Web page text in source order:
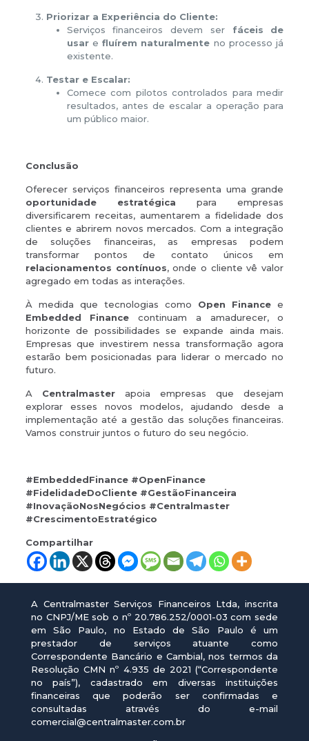
Priorizar a Experiência do Cliente:
Serviços financeiros devem ser fáceis de
usarefluírem naturalmente no processo já
existente.
Testar e Escalar:
Comece com pilotos controlados para medir
resultados, antes de escalar a operação para
um público maior.
Conclusão
Oferecer serviços financeiros representa uma grande
oportunidade estratégica para empresas
diversificarem receitas, aumentarem a fidelidade dos
clientes e abrirem novos mercados. Com a integração
de soluções financeiras, as empresas podem
transformar pontos de contato únicos em
relacionamentos contínuos, onde o cliente vê valor
agregado em todas as interações.
À medida que tecnologias como Open Finance e
Embedded Finance continuam a amadurecer, o
horizonte de possibilidades se expande ainda mais.
Empresas que investirem nessa transformação agora
estarão bem posicionadas para liderar o mercado no
futuro.
A Centralmasterapoia empresas que desejam
explorar esses novos modelos, ajudando desde a
implementação até a gestão das soluções financeiras.
Vamos construir juntos o futuro do seu negócio.
#EmbeddedFinance #OpenFinance
#FidelidadeDoCliente #GestãoFinanceira
#InovaçãoNosNegócios #Centralmaster
#CrescimentoEstratégico
Compartilhar
A Centralmaster Serviços Financeiros Ltda, inscrita
no CNPJ/ME sob o nº 20.786.252/0001-03 com sede
em São Paulo, no Estado de São Paulo é um
prestador de serviços atuante como
Correspondente Bancário e Cambial, nos termos da
Resolução CMN nº 4.935 de 2021 (“Correspondente
no país”), cadastrado em diversas instituições
financeiras que poderão ser confirmadas e
consultadas através do e-mail
comercial@centralmaster.com.br